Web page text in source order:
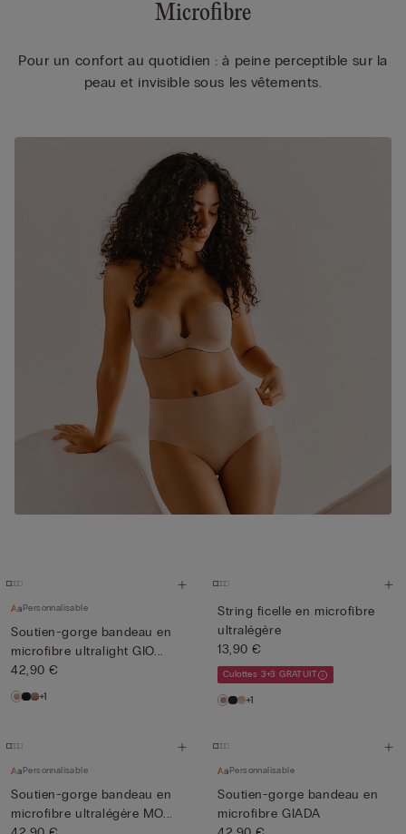
Microfibre
Pour un confort au quotidien : à peine perceptible sur la
peau et invisible sous les vêtements.
Personnalisable
Soutien-gorge bandeau en
microfibre ultralight GIO...
42,90 €
+1
String ficelle en microfibre
ultralégère
13,90 €
Culottes 3+3 GRATUIT
+1
Personnalisable
Soutien-gorge bandeau en
microfibre ultralégère MO...
Personnalisable
Soutien-gorge bandeau en
microfibre GIADA